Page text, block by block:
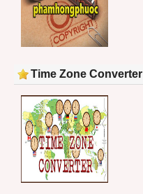
Time Zone Converter